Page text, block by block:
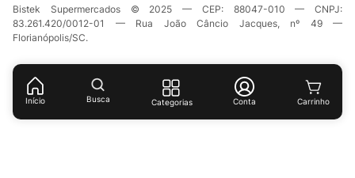
Início Busca Categorias Conta
Bistek Supermercados © 2025 — CEP: 88047-010 — CNPJ:
83.261.420/0012-01 — Rua João Câncio Jacques, nº 49 —
Florianópolis/SC.